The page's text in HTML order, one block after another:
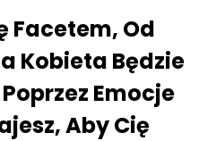
Facetem, Od
Kobieta Będzie
Emocje
Aby Cię